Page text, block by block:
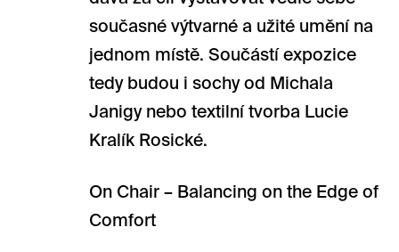
současné výtvarné a užité umění na
jednom místě. Součástí expozice
tedy budou i sochy od Michala
Janigy nebo textilní tvorba Lucie
Kralík Rosické.
On Chair – Balancing on the Edge of
Comfort